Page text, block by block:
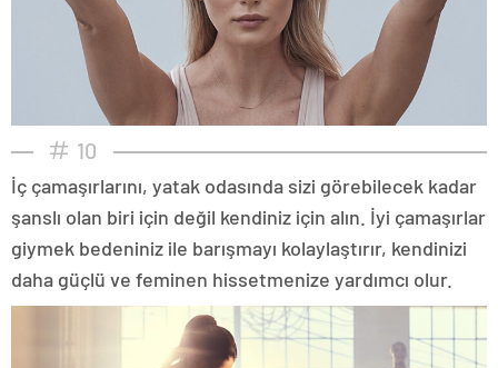
10
İç çamaşırlarını, yatak odasında sizi görebilecek kadar
şanslı olan biri için değil kendiniz için alın. İyi çamaşırlar
giymek bedeniniz ile barışmayı kolaylaştırır, kendinizi
daha güçlü ve feminen hissetmenize yardımcı olur.